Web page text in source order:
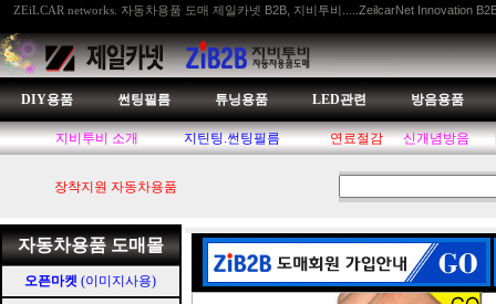
ZEiLCAR networks. 자동차용품 도매 제일카넷 B2B, 지비투비.....ZeilcarNet Innovation
DIY용품 썬팅필름 튜닝용품 LED관련 방음용품
지비투비 소개 지틴팅.썬팅필름 연료절감 신개념방음
장착지원 자동차용품
자동차용품 도매몰
오픈마켓 (이미지사용)